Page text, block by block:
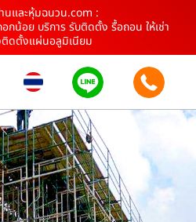
นและหุ้มฉนวน.com :
กน้อย บริการ รับติดตั้ง รื้อถอน ให้เช่า
ดตั้งแผ่นอลูมิเนียม